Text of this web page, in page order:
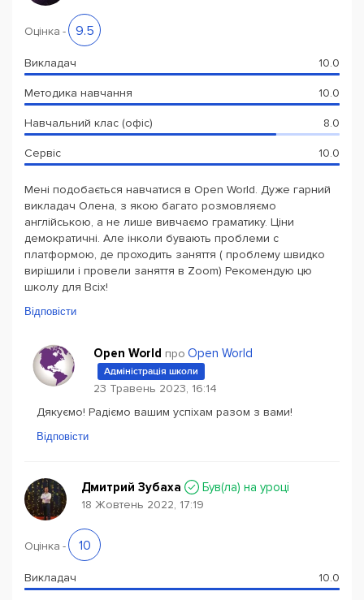
Оцінка - 9.5
Викладач 10.0
Методика навчання 10.0
Навчальний клас (офіс) 8.0
Сервіс 10.0
Мені подобається навчатися в Open World. Дуже гарний
викладач Олена, з якою багато розмовляємо
англійською, а не лише вивчаємо граматику. Ціни
демократичні. Але інколи бувають проблеми с
платформою, де проходить заняття ( проблему швидко
вирішили і провели заняття в Zoom) Рекомендую цю
школу для Всіх!
Відповісти
Open World про Open World
Адміністрація школи
23 Травень 2023, 16:14
Дякуємо! Радіємо вашим успіхам разом з вами!
Відповісти
Дмитрий Зубаха Був(ла) на уроці
18 Жовтень 2022, 17:19
Оцінка - 10
Викладач 10.0